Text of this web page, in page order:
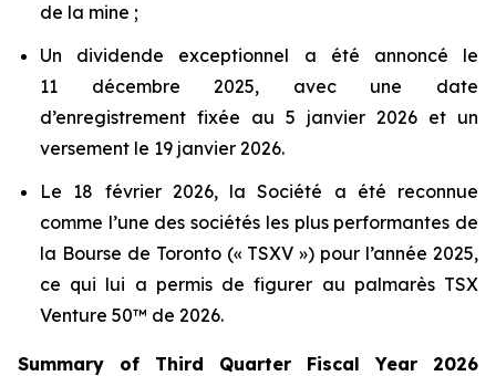
de la mine ;
Un dividende exceptionnel a été annoncé le
11 décembre 2025, avec une date
d’enregistrement fixée au 5 janvier 2026 et un
versement le 19 janvier 2026.
Le 18 février 2026, la Société a été reconnue
comme l’une des sociétés les plus performantes de
la Bourse de Toronto (« TSXV ») pour l’année 2025,
ce qui lui a permis de figurer au palmarès TSX
Venture 50™ de 2026.
Summary of Third Quarter Fiscal Year 2026